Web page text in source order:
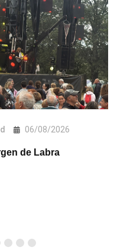
06/08/2026
de Labra